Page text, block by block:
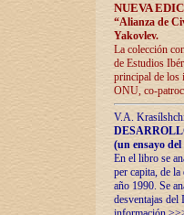
NUEVA
“Alianza de
Yakovlev.
La colección
de Estudios
principal de los
ONU, co-
V.A.
(un ensayo
En el libro se
per capita, de
año 1990. Se
desventajas